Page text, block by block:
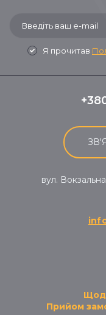
Я прочитав
вул.
Прийом